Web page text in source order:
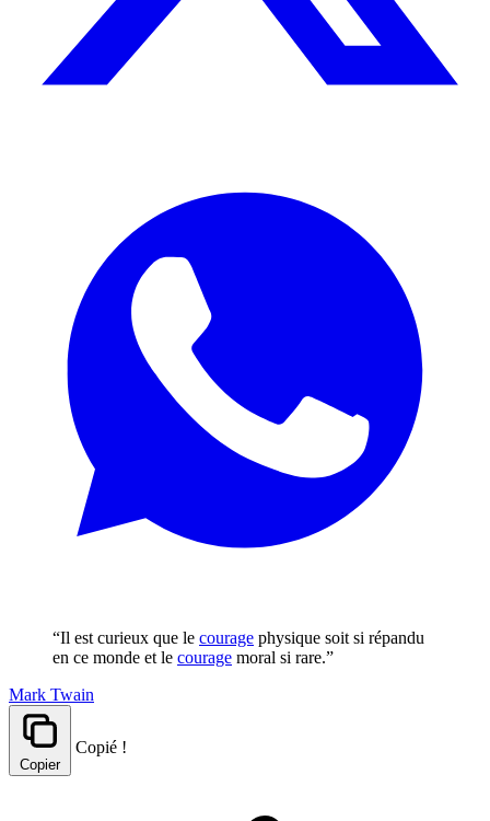
“Il est curieux que le courage physique soit si répandu
en ce monde et le courage moral si rare.”
Mark Twain
Copier
Copié !